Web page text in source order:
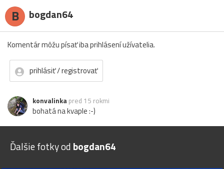
B bogdan64
Komentár môžu písať iba prihlásení užívatelia.
prihlásiť / registrovať
konvalinka pred 15 rokmi
bohatá na kvaple :-)
Ďalšie fotky od bogdan64